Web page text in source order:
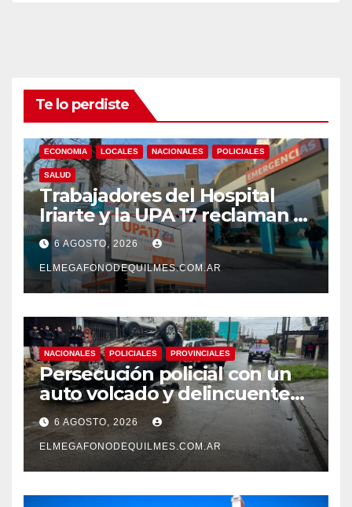
Te lo perdiste
ECONOMIA LOCALES NACIONALES POLICIALES
SALUD
Trabajadores del Hospital
Iriarte y la UPA 17 reclaman el
pase a planta de becarios y
mejoras laborales
6 AGOSTO, 2026
ELMEGAFONODEQUILMES.COM.AR
NACIONALES POLICIALES PROVINCIALES
Persecución policial con un
auto volcado y delincuentes
detenidos en San Francisco
Solano
6 AGOSTO, 2026
ELMEGAFONODEQUILMES.COM.AR